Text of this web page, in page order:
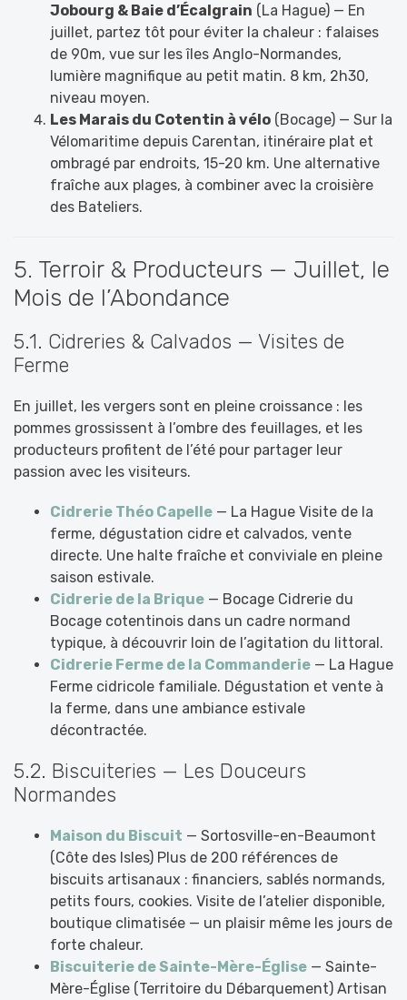
Jobourg & Baie d’Écalgrain (La Hague) — En
juillet, partez tôt pour éviter la chaleur : falaises
de 90m, vue sur les îles Anglo-Normandes,
lumière magnifique au petit matin. 8 km, 2h30,
niveau moyen.
Les Marais du Cotentin à vélo (Bocage) — Sur la
Vélomaritime depuis Carentan, itinéraire plat et
ombragé par endroits, 15-20 km. Une alternative
fraîche aux plages, à combiner avec la croisière
des Bateliers.
5. Terroir & Producteurs — Juillet, le
Mois de l’Abondance
5.1. Cidreries & Calvados — Visites de
Ferme
En juillet, les vergers sont en pleine croissance : les
pommes grossissent à l’ombre des feuillages, et les
producteurs profitent de l’été pour partager leur
passion avec les visiteurs.
Cidrerie Théo Capelle — La Hague Visite de la
ferme, dégustation cidre et calvados, vente
directe. Une halte fraîche et conviviale en pleine
saison estivale.
Cidrerie de la Brique — Bocage Cidrerie du
Bocage cotentinois dans un cadre normand
typique, à découvrir loin de l’agitation du littoral.
Cidrerie Ferme de la Commanderie — La Hague
Ferme cidricole familiale. Dégustation et vente à
la ferme, dans une ambiance estivale
décontractée.
5.2. Biscuiteries — Les Douceurs
Normandes
Maison du Biscuit — Sortosville-en-Beaumont
(Côte des Isles) Plus de 200 références de
biscuits artisanaux : financiers, sablés normands,
petits fours, cookies. Visite de l’atelier disponible,
boutique climatisée — un plaisir même les jours de
forte chaleur.
Biscuiterie de Sainte-Mère-Église — Sainte-
Mère-Église (Territoire du Débarquement) Artisan